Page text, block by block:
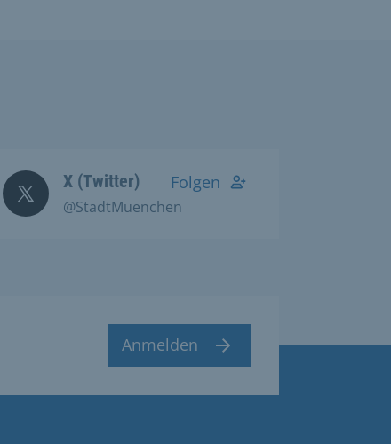
X (Twitter)
@StadtMuenchen
Folgen
Anmelden